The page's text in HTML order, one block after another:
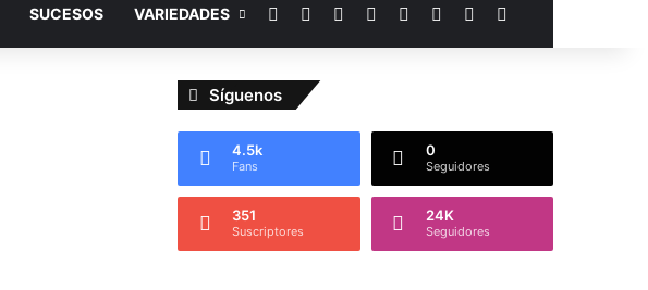
SUCESOS VARIEDADES FacebookYouTubeInstagramTelegramWhatsAppGoogle Noticias
Switch skin
Síguenos
4.5k
Fans
0
Seguidores
351
Suscriptores
24K
Seguidores